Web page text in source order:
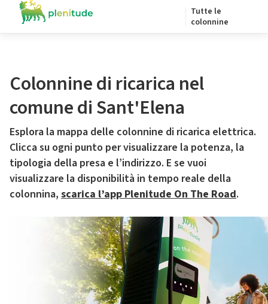
Tutte le
colonnine
Colonnine di ricarica nel
comune di Sant'Elena
Esplora la mappa delle colonnine di ricarica elettrica.
Clicca su ogni punto per visualizzare la potenza, la
tipologia della presa e l’indirizzo. E se vuoi
visualizzare la disponibilità in tempo reale della
colonnina, scarica l’app Plenitude On The Road.